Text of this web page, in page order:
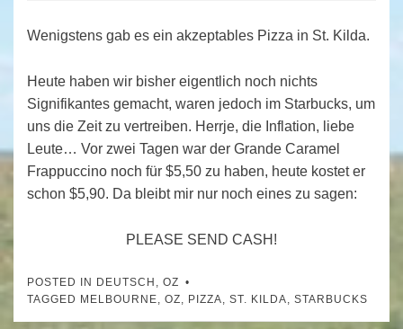
Wenigstens gab es ein akzeptables Pizza in St. Kilda.
Heute haben wir bisher eigentlich noch nichts
Signifikantes gemacht, waren jedoch im Starbucks, um
uns die Zeit zu vertreiben. Herrje, die Inflation, liebe
Leute… Vor zwei Tagen war der Grande Caramel
Frappuccino noch für $5,50 zu haben, heute kostet er
schon $5,90. Da bleibt mir nur noch eines zu sagen:
PLEASE SEND CASH!
POSTED IN DEUTSCH , OZ
TAGGED MELBOURNE, OZ, PIZZA, ST. KILDA, STARBUCKS